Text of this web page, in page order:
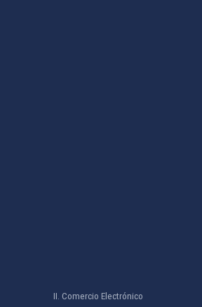
II. Comercio Electrónico